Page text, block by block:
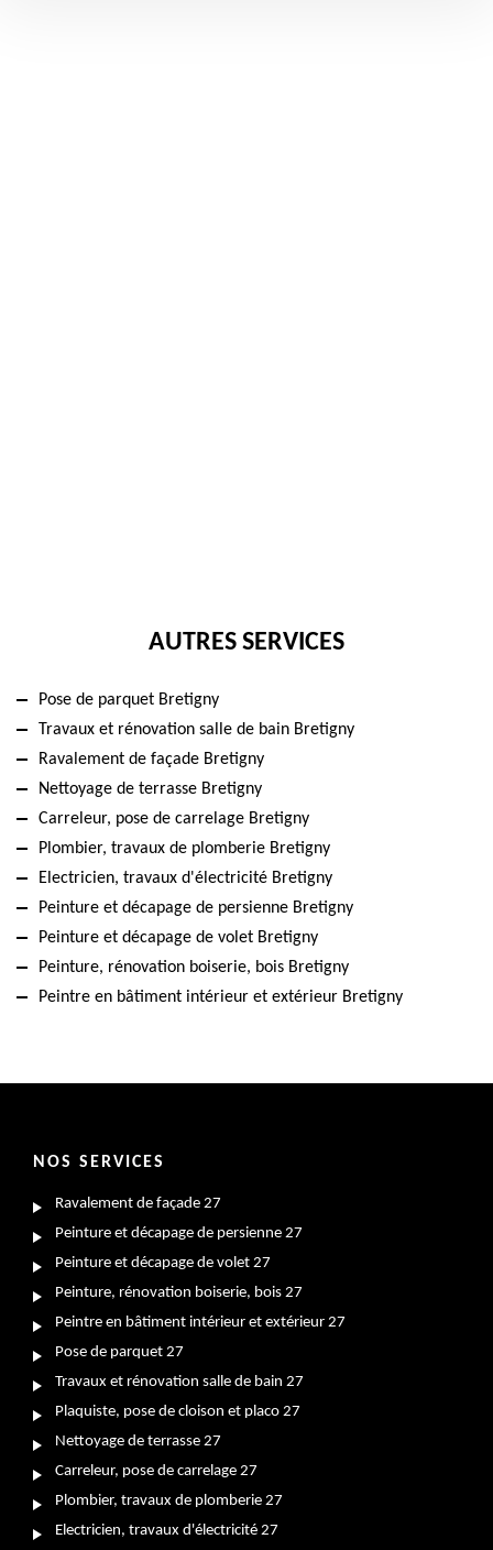
AUTRES SERVICES
Pose de parquet Bretigny
Travaux et rénovation salle de bain Bretigny
Ravalement de façade Bretigny
Nettoyage de terrasse Bretigny
Carreleur, pose de carrelage Bretigny
Plombier, travaux de plomberie Bretigny
Electricien, travaux d'électricité Bretigny
Peinture et décapage de persienne Bretigny
Peinture et décapage de volet Bretigny
Peinture, rénovation boiserie, bois Bretigny
Peintre en bâtiment intérieur et extérieur Bretigny
NOS SERVICES
Ravalement de façade 27
Peinture et décapage de persienne 27
Peinture et décapage de volet 27
Peinture, rénovation boiserie, bois 27
Peintre en bâtiment intérieur et extérieur 27
Pose de parquet 27
Travaux et rénovation salle de bain 27
Plaquiste, pose de cloison et placo 27
Nettoyage de terrasse 27
Carreleur, pose de carrelage 27
Plombier, travaux de plomberie 27
Electricien, travaux d'électricité 27